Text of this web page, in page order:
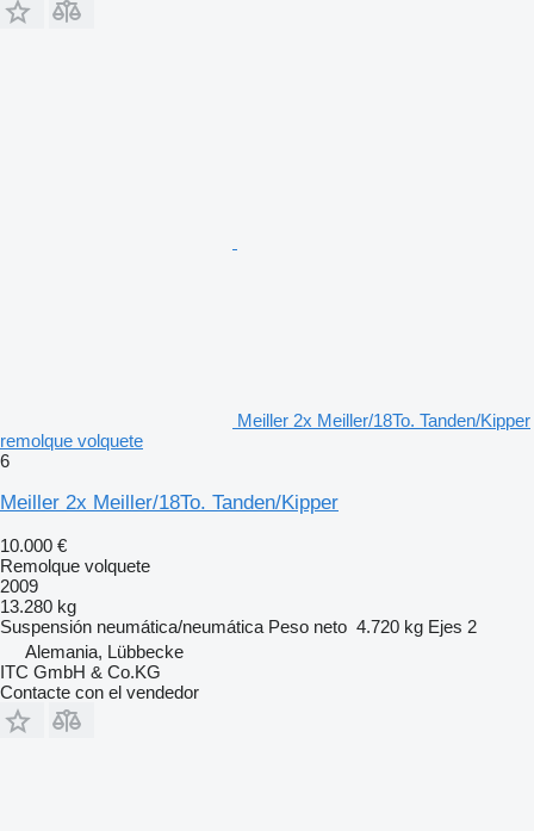
Meiller 2x Meiller/18To. Tanden/Kipper
remolque volquete
6
Meiller 2x Meiller/18To. Tanden/Kipper
10.000 €
Remolque volquete
2009
13.280 kg
Suspensión neumática/neumática Peso neto 4.720 kg Ejes 2
Alemania, Lübbecke
ITC GmbH & Co.KG
Contacte con el vendedor